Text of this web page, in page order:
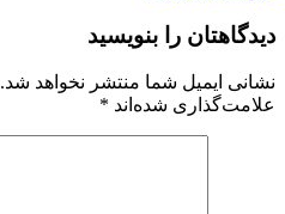
دیدگاهتان را بنویسید
نشانی ایمیل شما منتشر نخواهد شد.
علامت‌گذاری شده‌اند *